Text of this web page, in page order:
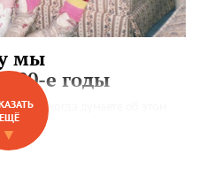
мы
е годы
когда думаете об этом
АЭС? Гимнастику Джейн
ЕЩЁ
▼